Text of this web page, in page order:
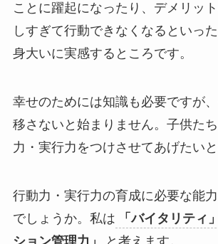
ことに躍起になったり、デメリッ
しすぎて行動できなくなるといっ
身大いに実感するところです。
幸せのためには知識も必要ですが
移さないと始まりません。子供た
力・実行力をつけさせてあげたいと
行動力・実行力の育成に必要な能
でしょうか。私は
「バイタリティ」
ション管理力」
と考えます。